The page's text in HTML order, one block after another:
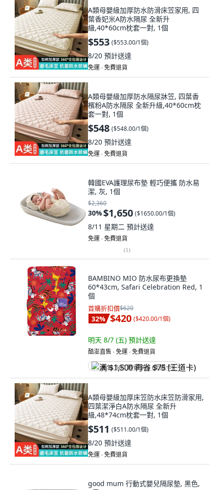
A類母嬰級加厚防水防滑床笠家用, 四
葉香妃米A防水隔尿 全新升
級,40*60cm枕套一對, 1個
$553 ($553.00/1個)
8/20 預計送達
免運 ∙ 免費退貨
A類母嬰級加厚防水隔尿牀笠, 四葉香
檳粉A防水隔尿 全新升級,40*60cm枕
套一對, 1個
$548 ($548.00/1個)
8/20 預計送達
免運 ∙ 免費退貨
韓國EVA護理尿布墊 輕巧便攜 防水易
潔, 灰, 1個
$2,360
30%$1,650 ($1650.00/1個)
8/11 星期二 預計送達
免運 ∙ 免費退貨
(1)
BAMBINO MIO 防水尿布更換墊
60*43cm, Safari Celebration Red, 1
個
首購折扣價$620
32% $420 ($420.00/1個)
明天 8/7 (五) 預計送達
酷澎直售 ∙ 免運 ∙ 免費退貨
满 $1,500 再省 $75 (王道卡)
A類母嬰級加厚床笠防水床笠防滑家用,
四葉潔淨白A防水隔尿 全新升
級,48*74cm枕套一對, 1個
$511 ($511.00/1個)
8/20 預計送達
免運 ∙ 免費退貨
good mum 行動式嬰兒隔尿墊, 黑色,